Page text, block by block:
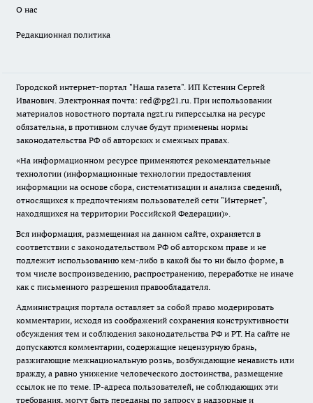
О нас
Редакционная политика
Городской интернет-портал "Наша газета". ИП Кстенин Сергей
Иванович. Электронная почта: red@pg21.ru. При использовании
материалов новостного портала ngzt.ru гиперссылка на ресурс
обязательна, в противном случае будут применены нормы
законодательства РФ об авторских и смежных правах.
«На информационном ресурсе применяются рекомендательные
технологии (информационные технологии предоставления
информации на основе сбора, систематизации и анализа сведений,
относящихся к предпочтениям пользователей сети "Интернет",
находящихся на территории Российской Федерации)».
Вся информация, размещенная на данном сайте, охраняется в
соответствии с законодательством РФ об авторском праве и не
подлежит использованию кем-либо в какой бы то ни было форме, в
том числе воспроизведению, распространению, переработке не иначе
как с письменного разрешения правообладателя.
Администрация портала оставляет за собой право модерировать
комментарии, исходя из соображений сохранения конструктивности
обсуждения тем и соблюдения законодательства РФ и РТ. На сайте не
допускаются комментарии, содержащие нецензурную брань,
разжигающие межнациональную рознь, возбуждающие ненависть или
вражду, а равно унижение человеческого достоинства, размещение
ссылок не по теме. IP-адреса пользователей, не соблюдающих эти
требования, могут быть переданы по запросу в надзорные и